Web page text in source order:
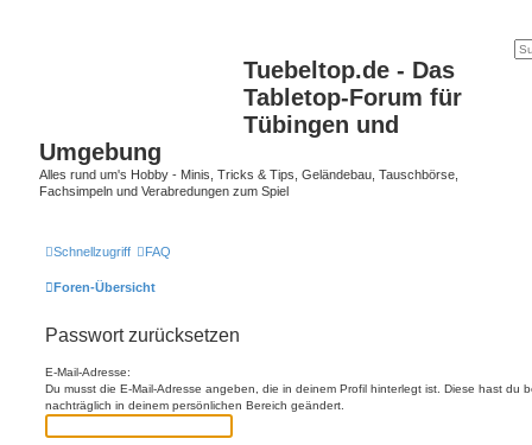
Tuebeltop.de - Das
Tabletop-Forum für
Tübingen und
Umgebung
Alles rund um's Hobby - Minis, Tricks & Tips, Geländebau, Tauschbörse,
Fachsimpeln und Verabredungen zum Spiel
Schnellzugriff FAQ
Foren-Übersicht
Passwort zurücksetzen
E-Mail-Adresse:
Du musst die E-Mail-Adresse angeben, die in deinem Profil hinterlegt ist. Diese hast du
nachträglich in deinem persönlichen Bereich geändert.